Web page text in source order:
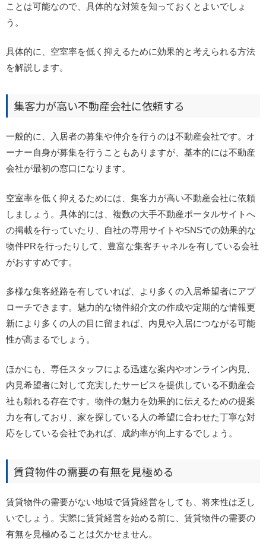
ことは可能なので、具体的な対策を知っておくとよいでしょ
う。
具体的に、空室率を低く抑えるために効果的と考えられる方法
を解説します。
集客力が高い不動産会社に依頼する
一般的に、入居者の募集や仲介を行うのは不動産会社です。オ
ーナー自身が募集を行うこともありますが、基本的には不動産
会社が最初の窓口になります。
空室率を低く抑えるためには、集客力が高い不動産会社に依頼
しましょう。具体的には、複数の大手不動産ポータルサイトへ
の掲載を行っていたり、自社の専用サイトやSNSでの効果的な
物件PRを行ったりして、豊富な集客チャネルを有している会社
がおすすめです。
多様な集客経路を有していれば、より多くの入居希望者にアプ
ローチできます。魅力的な物件紹介文の作成や定期的な情報更
新により多くの人の目に留まれば、内見や入居につながる可能
性が高まるでしょう。
ほかにも、専任スタッフによる迅速な案内やオンライン内見、
内見希望者に対して充実したサービスを提供している不動産会
社も頼れる存在です。物件の魅力を効果的に伝えるための提案
力を有しており、家を探している人の希望に合わせた丁寧な対
応をしている会社であれば、成約率が向上するでしょう。
賃貸物件の需要の有無を見極める
賃貸物件の需要がない地域で賃貸経営をしても、将来性は乏し
いでしょう。実際に賃貸経営を始める前に、賃貸物件の需要の
有無を見極めることは欠かせません。